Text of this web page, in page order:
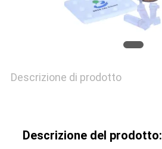
MAPPA
SITO
Descrizione di prodotto
Descrizione del prodotto: